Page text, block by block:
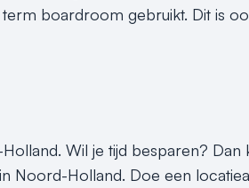
boardroom gebruikt. Dit is
Wil je tijd besparen? Dan
Noord-Holland. Doe een